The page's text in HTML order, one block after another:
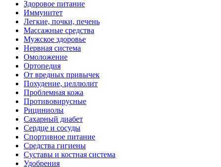
Здоровое питание
Иммунитет
Легкие, почки, печень
Массажные средства
Мужское здоровье
Нервная система
Омоложение
Ортопедия
От вредных привычек
Похудение, целлюлит
Проблемная кожа
Противовирусные
Рициниолы
Сахарный диабет
Сердце и сосуды
Спортивное питание
Средства гигиены
Суставы и костная система
Удобрения